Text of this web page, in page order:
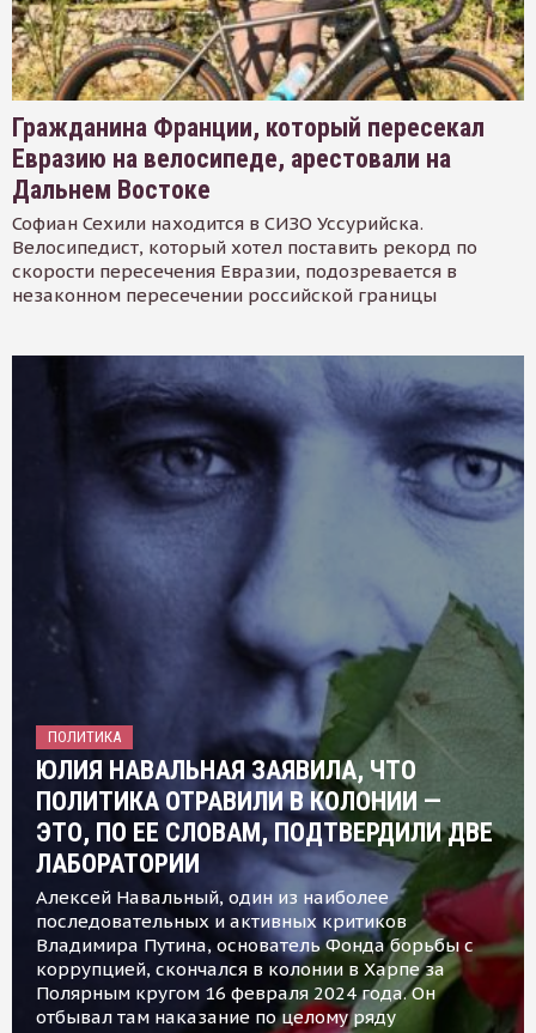
Гражданина Франции, который пересекал
Евразию на велосипеде, арестовали на
Дальнем Востоке
Софиан Сехили находится в СИЗО Уссурийска.
Велосипедист, который хотел поставить рекорд по
скорости пересечения Евразии, подозревается в
незаконном пересечении российской границы
ПОЛИТИКА
ЮЛИЯ НАВАЛЬНАЯ ЗАЯВИЛА, ЧТО
ПОЛИТИКА ОТРАВИЛИ В КОЛОНИИ —
ЭТО, ПО ЕЕ СЛОВАМ, ПОДТВЕРДИЛИ ДВЕ
ЛАБОРАТОРИИ
Алексей Навальный, один из наиболее
последовательных и активных критиков
Владимира Путина, основатель Фонда борьбы с
коррупцией, скончался в колонии в Харпе за
Полярным кругом 16 февраля 2024 года. Он
отбывал там наказание по целому ряду